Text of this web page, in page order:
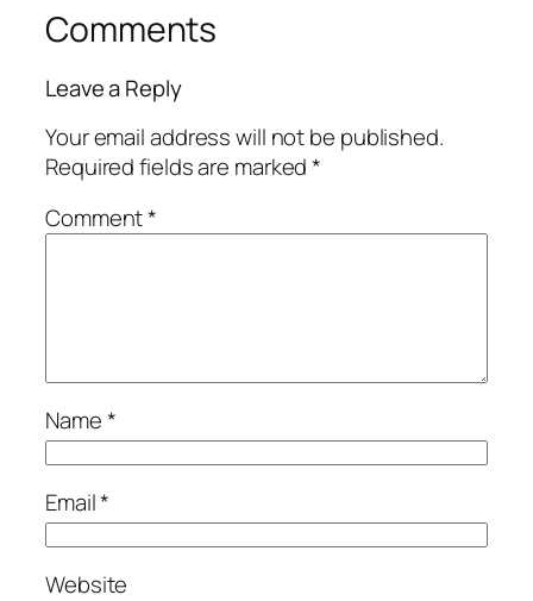
Comments
Leave a Reply
Your email address will not be published.
Required fields are marked*
Comment*
Name*
Email*
Website